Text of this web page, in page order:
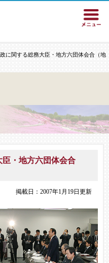
に関する総務大臣・地方六団体会合（地
・地方六団体会合
掲載日：2007年1月19日更新